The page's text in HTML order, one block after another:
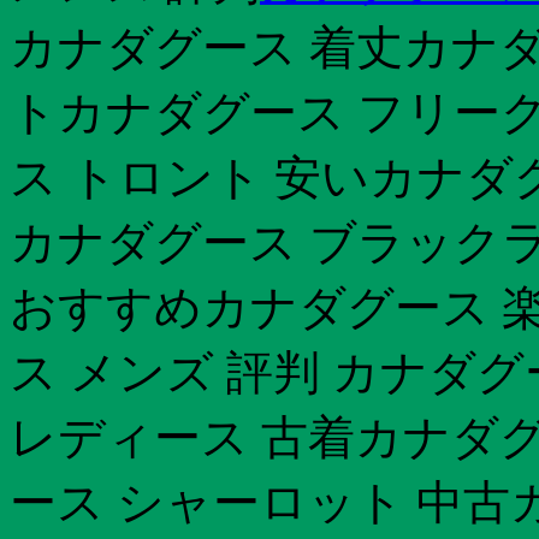
カナダグース 着丈カナ
トカナダグース フリー
ス トロント 安いカナダ
カナダグース ブラック
おすすめカナダグース
ス メンズ 評判 カナダ
レディース 古着カナダ
ース シャーロット 中古